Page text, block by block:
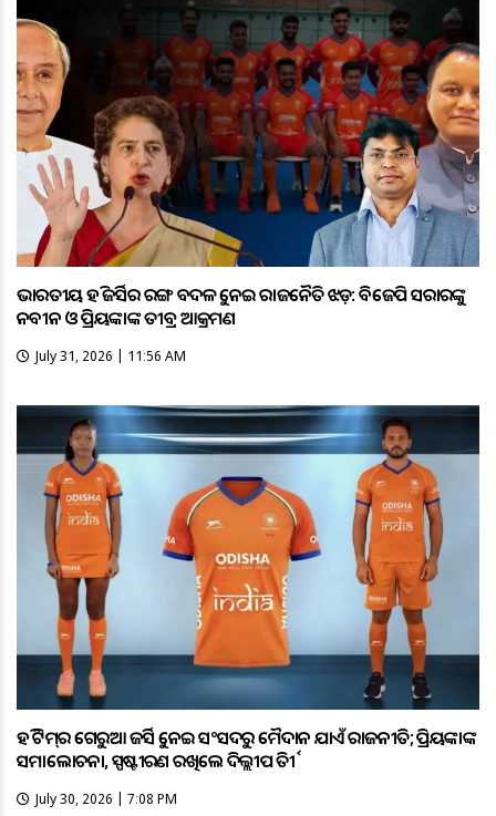
ଭାରତୀୟ ହକି ଜର୍ସିର ରଙ୍ଗ ବଦଳକୁ ନେଇ ରାଜନୈତିକ ଝଡ଼: ବିଜେପି ସରକାରଙ୍କୁ
ନବୀନ ଓ ପ୍ରିୟଙ୍କାଙ୍କ ତୀବ୍ର ଆକ୍ରମଣ
July 31, 2026 | 11:56 AM
ହକି ଟିମ୍‌ର ଗେରୁଆ ଜର୍ସିକୁ ନେଇ ସଂସଦରୁ ମୈଦାନ ଯାଏଁ ରାଜନୀତି; ପ୍ରିୟଙ୍କାଙ୍କ
ସମାଲୋଚନା, ସ୍ପଷ୍ଟୀକରଣ ରଖିଲେ ଦିଲ୍ଲୀପ ତିର୍କୀ
July 30, 2026 | 7:08 PM